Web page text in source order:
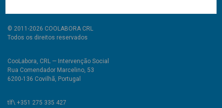
© 2011-2026 COOLABORA CRL
Todos os direitos reservados
CooLabora, CRL — Intervenção Social
Rua Comendador Marcelino, 53
6200-136 Covilhã, Portugal
tlf\ +351 275 335 427